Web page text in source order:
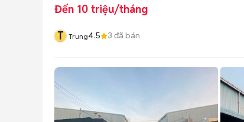
Đến 10 triệu/tháng
T Trung4.5 3 đã bán